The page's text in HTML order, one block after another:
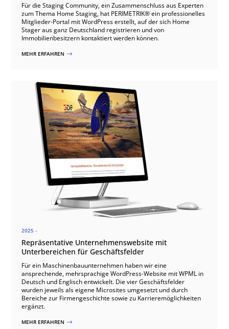
Für die Staging Community, ein Zusammenschluss aus Experten
zum Thema Home Staging, hat PERIMETRIK® ein professionelles
Mitglieder-Portal mit WordPress erstellt, auf der sich Home
Stager aus ganz Deutschland registrieren und von
Immobilienbesitzern kontaktiert werden können.
MEHR ERFAHREN $
2025 -
Repräsentative Unternehmenswebsite mit
Unterbereichen für Geschäftsfelder
Für ein Maschinenbauunternehmen haben wir eine
ansprechende, mehrsprachige WordPress-Website mit WPML in
Deutsch und Englisch entwickelt. Die vier Geschäftsfelder
wurden jeweils als eigene Microsites umgesetzt und durch
Bereiche zur Firmengeschichte sowie zu Karrieremöglichkeiten
ergänzt.
MEHR ERFAHREN $